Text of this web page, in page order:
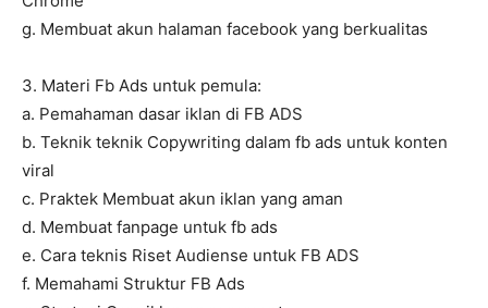
g. Membuat akun halaman facebook yang berkualitas
3. Materi Fb Ads untuk pemula:
a. Pemahaman dasar iklan di FB ADS
b. Teknik teknik Copywriting dalam fb ads untuk konten
viral
c. Praktek Membuat akun iklan yang aman
d. Membuat fanpage untuk fb ads
e. Cara teknis Riset Audiense untuk FB ADS
f. Memahami Struktur FB Ads